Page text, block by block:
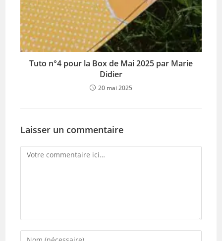
Tuto n°4 pour la Box de Mai 2025 par Marie
Didier
20 mai 2025
Laisser un commentaire
Comment
Enter